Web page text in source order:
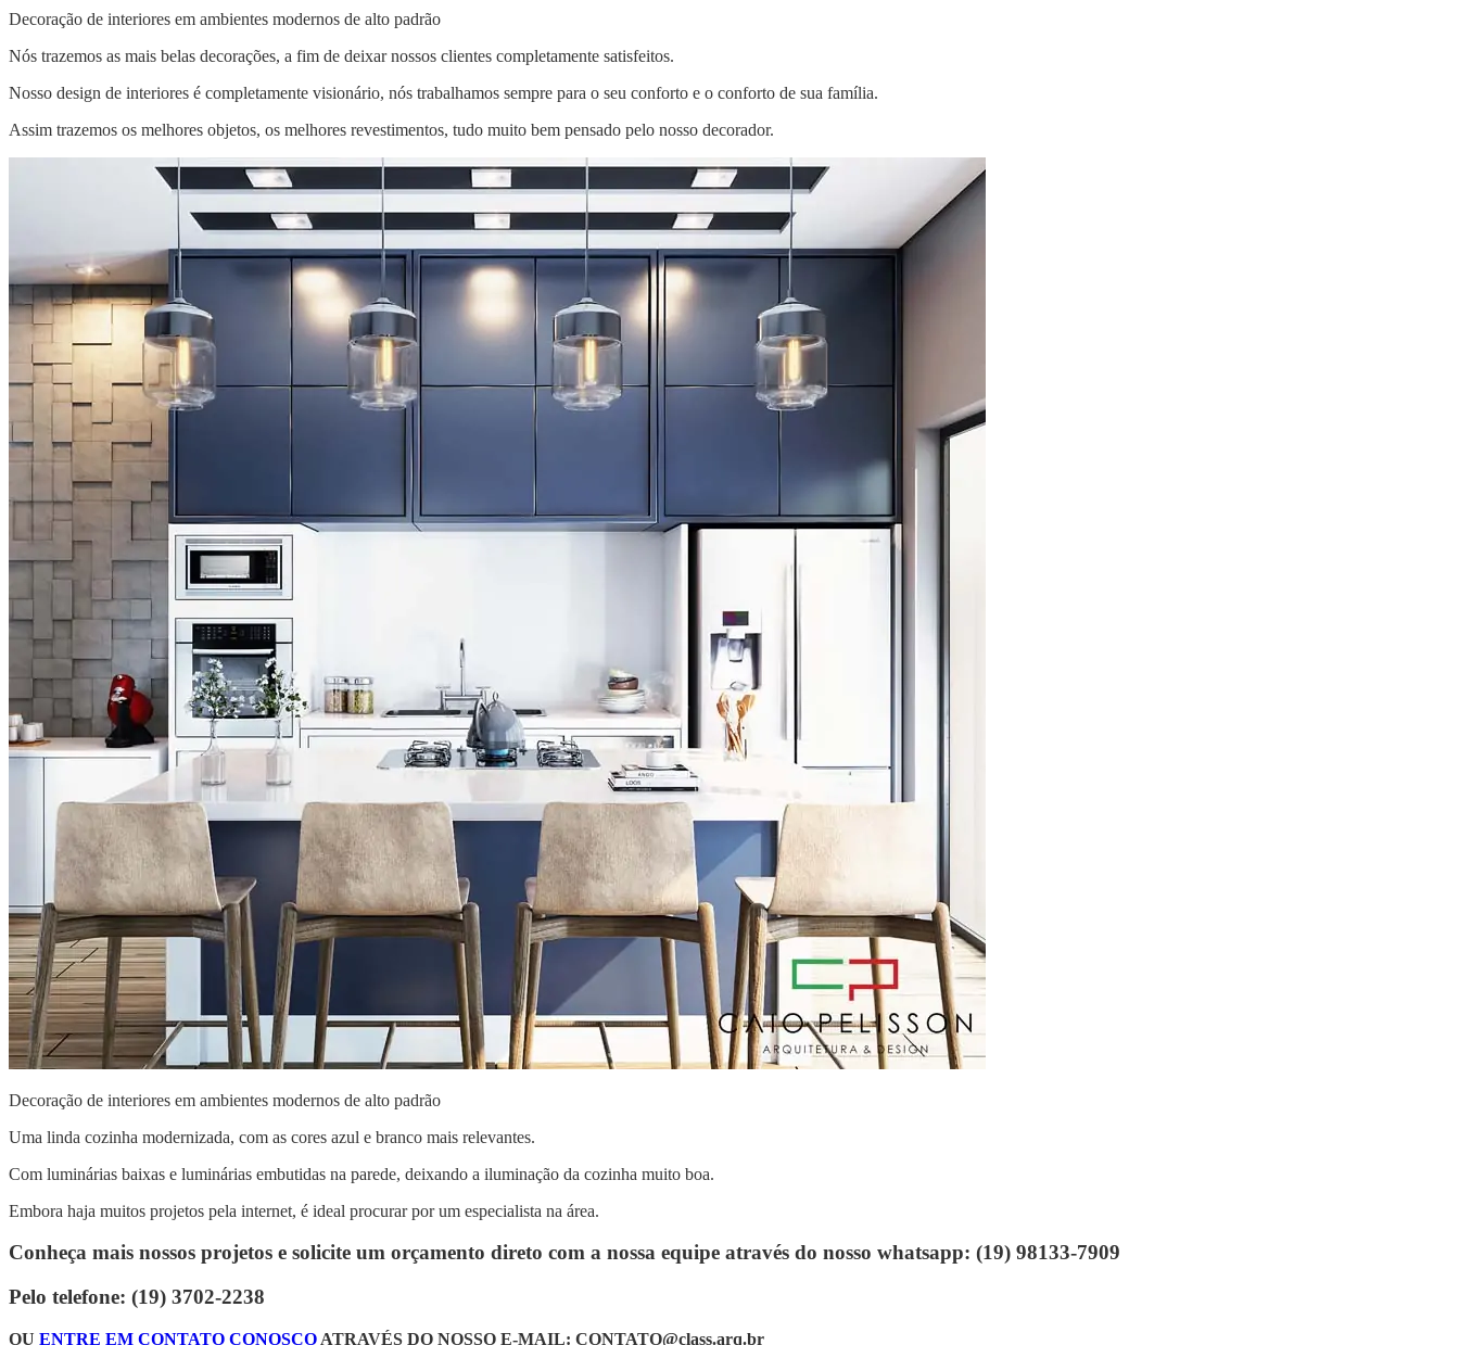
Decoração de interiores em ambientes modernos de alto padrão
Nós trazemos as mais belas decorações, a fim de deixar nossos clientes completamente satisfeitos.
Nosso design de interiores é completamente visionário, nós trabalhamos sempre para o seu conforto e o conforto de sua família.
Assim trazemos os melhores objetos, os melhores revestimentos, tudo muito bem pensado pelo nosso decorador.
Decoração de interiores em ambientes modernos de alto padrão
Uma linda cozinha modernizada, com as cores azul e branco mais relevantes.
Com luminárias baixas e luminárias embutidas na parede, deixando a iluminação da cozinha muito boa.
Embora haja muitos projetos pela internet, é ideal procurar por um especialista na área.
Conheça mais nossos projetos e solicite um orçamento direto com a nossa equipe através do nosso whatsapp: (19) 98133-7909
Pelo telefone: (19) 3702-2238
OU ENTRE EM CONTATO CONOSCO ATRAVÉS DO NOSSO E-MAIL: CONTATO@class.arq.br